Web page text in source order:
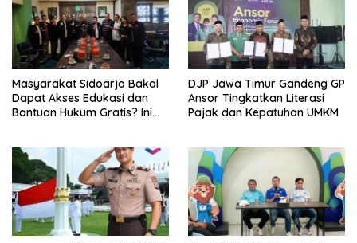
Masyarakat Sidoarjo Bakal
Dapat Akses Edukasi dan
Bantuan Hukum Gratis? Ini
DJP Jawa Timur Gandeng GP
Ansor Tingkatkan Literasi
Pajak dan Kepatuhan UMKM